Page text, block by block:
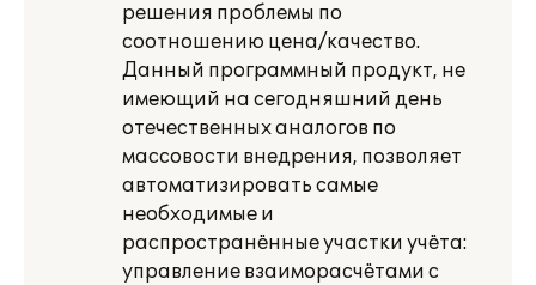
решения проблемы по
соотношению цена/качество.
Данный программный продукт, не
имеющий на сегодняшний день
отечественных аналогов по
массовости внедрения, позволяет
автоматизировать самые
необходимые и
распространённые участки учёта:
управление взаиморасчётами с